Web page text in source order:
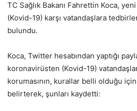
TC Sağlık Bakanı Fahrettin Koca,
(Kovid-19) karşı vatandaşlara
bulundu.
Koca, Twitter hesabından yaptığı
koronavirüsten (Kovid-19)
korumasının, kurallar belli olduğu için
belirterek, şunları kaydetti: